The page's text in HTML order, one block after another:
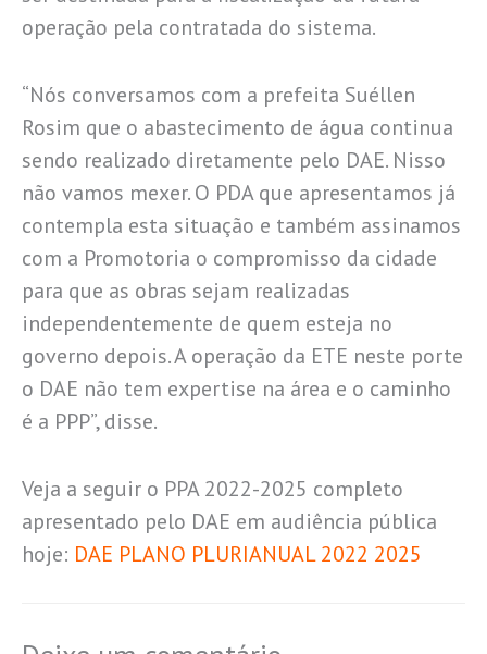
operação pela contratada do sistema.
“Nós conversamos com a prefeita Suéllen
Rosim que o abastecimento de água continua
sendo realizado diretamente pelo DAE. Nisso
não vamos mexer. O PDA que apresentamos já
contempla esta situação e também assinamos
com a Promotoria o compromisso da cidade
para que as obras sejam realizadas
independentemente de quem esteja no
governo depois. A operação da ETE neste porte
o DAE não tem expertise na área e o caminho
é a PPP”, disse.
Veja a seguir o PPA 2022-2025 completo
apresentado pelo DAE em audiência pública
hoje: DAE PLANO PLURIANUAL 2022 2025